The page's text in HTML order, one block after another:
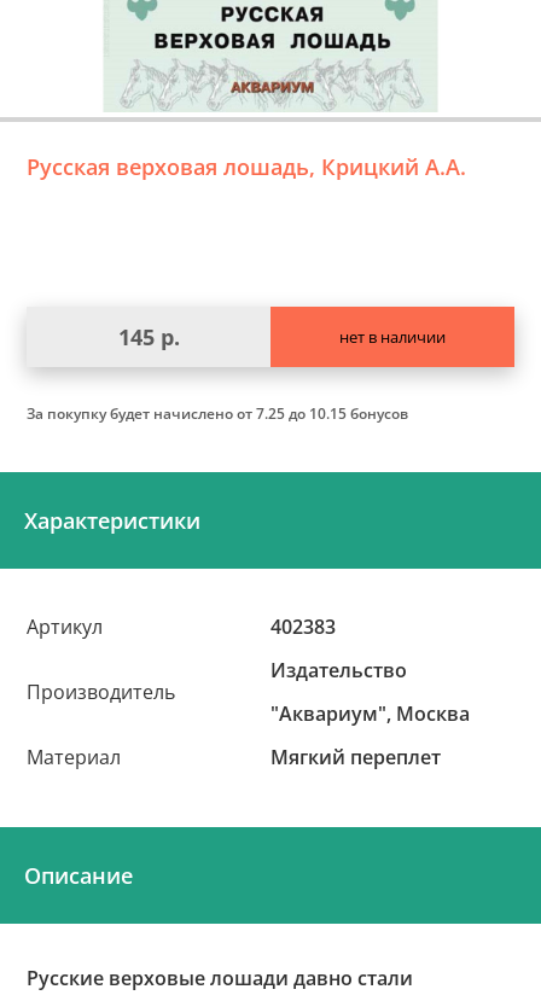
Русская верховая лошадь, Крицкий А.А.
145 р. нет в наличии
За покупку будет начисленоот 7.25 до 10.15 бонусов
Характеристики
Артикул 402383
Производитель
Издательство
"Аквариум", Москва
Материал
Мягкий переплет
Описание
Русские верховые лошади давно стали